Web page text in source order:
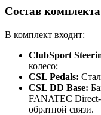
Состав комплекта
В комплект входит:
ClubSport
колесо;
CSL Pedals:
CSL DD Base:
FANATEC
обратной связи.